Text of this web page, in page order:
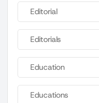
Editorial
Editorials
Education
Educations